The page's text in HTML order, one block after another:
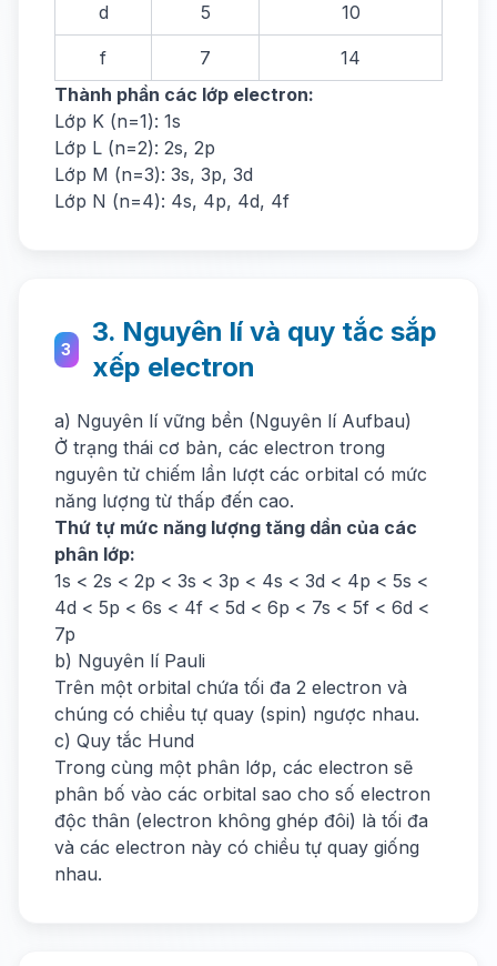
d 5 10
f 7
14
Thành phần các lớp electron:
Lớp K (n=1): 1s
Lớp L (n=2): 2s, 2p
Lớp M (n=3): 3s, 3p, 3d
Lớp N (n=4): 4s, 4p, 4d, 4f
3
3. Nguyên lí và quy tắc sắp
xếp electron
a) Nguyên lí vững bền (Nguyên lí Aufbau)
Ở trạng thái cơ bản, các electron trong
nguyên tử chiếm lần lượt các orbital có mức
năng lượng từ thấp đến cao.
Thứ tự mức năng lượng tăng dần của các
phân lớp:
1s < 2s < 2p < 3s < 3p < 4s < 3d < 4p < 5s <
4d < 5p < 6s < 4f < 5d < 6p < 7s < 5f < 6d <
7p
b) Nguyên lí Pauli
Trên một orbital chứa tối đa 2 electron và
chúng có chiều tự quay (spin) ngược nhau.
c) Quy tắc Hund
Trong cùng một phân lớp, các electron sẽ
phân bố vào các orbital sao cho số electron
độc thân (electron không ghép đôi) là tối đa
và các electron này có chiều tự quay giống
nhau.